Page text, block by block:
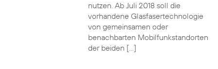
nutzen. Ab Juli 2018 soll die
vorhandene Glasfasertechnologie
von gemeinsamen oder
benachbarten Mobilfunkstandorten
der beiden […]